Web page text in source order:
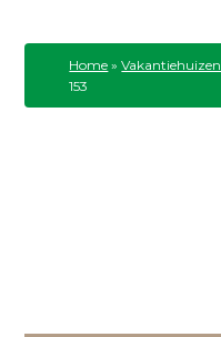
Home »Vakantiehuizen
153